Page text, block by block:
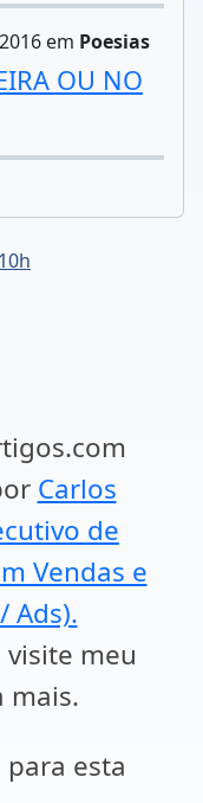
em Poesias
OU NO
Carlos
de
Vendas e
Ads).
meu
mais.
esta